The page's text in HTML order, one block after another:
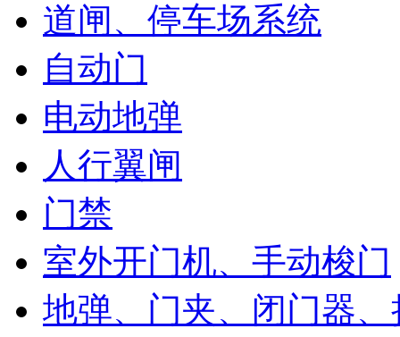
道闸、停车场系统
自动门
电动地弹
人行翼闸
门禁
室外开门机、手动梭门
地弹、门夹、闭门器、